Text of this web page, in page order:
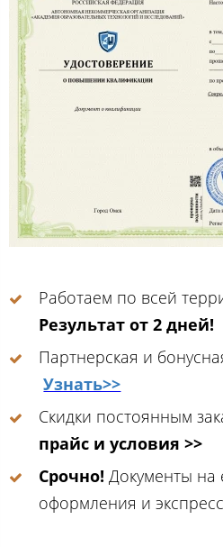
Работаем по всей
Результат от 2 дней!
Партнерская и
Узнать>>
Скидки постоянным
прайс и условия >>
Срочно! Документы на
оформления и